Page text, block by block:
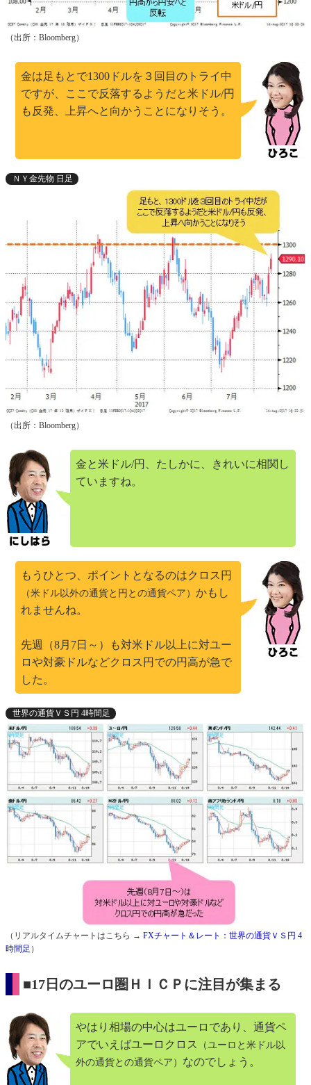
（出所：Bloomberg）
金は足もとで1300ドルを３回目のトライ中
ですが、ここで反落するようだと米ドル/円
も反発、上昇へと向かうことになりそう。
ＮＹ金先物 日足
（出所：Bloomberg）
金と米ドル/円、たしかに、きれいに相関し
ていますね。
もうひとつ、ポイントとなるのはクロス円
（米ドル以外の通貨と円との通貨ペア） かもし
れませんね。
先週（8月7日～）も対米ドル以上に対ユー
ロや対豪ドルなどクロス円での円高が急で
した。
世界の通貨ＶＳ円 4時間足
（リアルタイムチャートはこちら → FXチャート＆レート：世界の通貨ＶＳ円 4
時間足 ）
■17日のユーロ圏ＨＩＣＰに注目が集まる
やはり相場の中心はユーロであり、通貨ペ
アでいえばユーロクロス
（ユーロと米ドル以
外の通貨との通貨ペア） なのでしょう。